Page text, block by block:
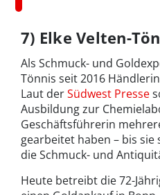
7) Elke Velten-
Als Schmuck- und
Tönnis seit 2016
Laut derSüdwest Presse
Ausbildung zur
Geschäftsführerin
gearbeitet haben – bis
die Schmuck- und
Heute betreibt die 72-